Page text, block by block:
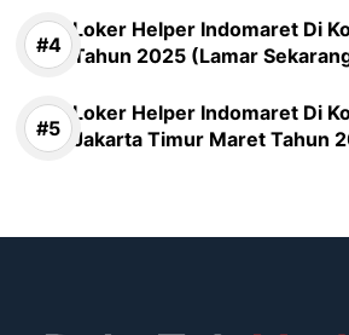
Loker Helper Indomaret Di
Tahun 2025 (Lamar
Loker Helper Indomaret Di
Jakarta Timur Maret Tahun